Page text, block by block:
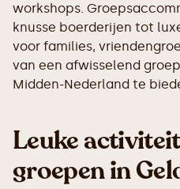
workshops.
knusse boerderijen tot
voor families,
van een afwisselend
Midden-Nederland te
Leuke
groepen in